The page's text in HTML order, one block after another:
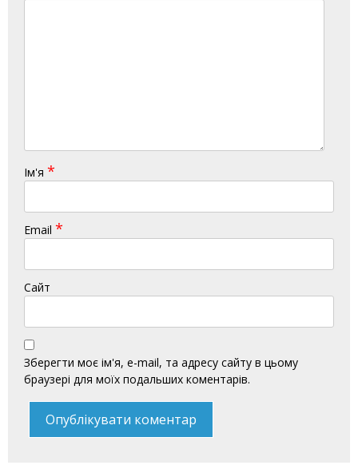
Ім'я *
Email *
Сайт
Зберегти моє ім'я, e-mail, та адресу сайту в цьому
браузері для моїх подальших коментарів.